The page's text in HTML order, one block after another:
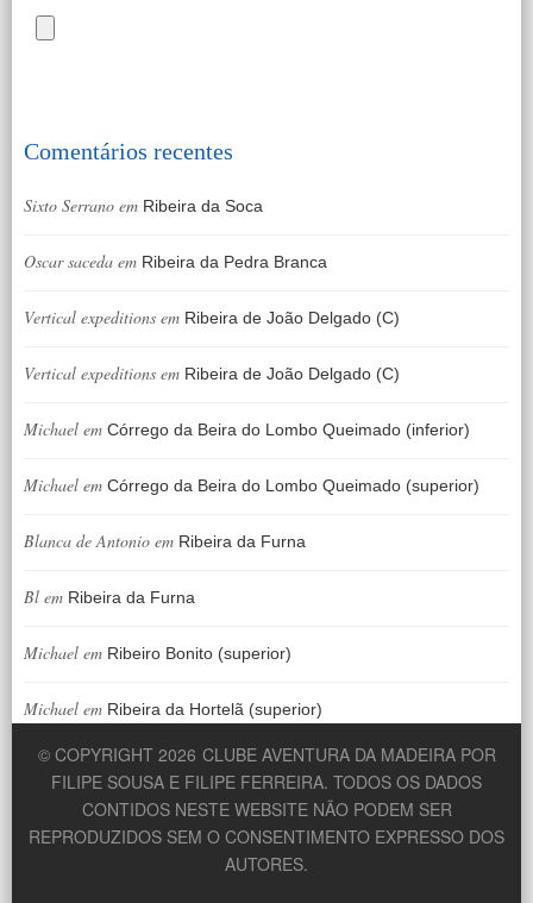
Comentários recentes
Sixto Serrano em Ribeira da Soca
Oscar saceda em Ribeira da Pedra Branca
Vertical expeditions em Ribeira de João Delgado (C)
Vertical expeditions em Ribeira de João Delgado (C)
Michael em Córrego da Beira do Lombo Queimado (inferior)
Michael em Córrego da Beira do Lombo Queimado (superior)
Blanca de Antonio em Ribeira da Furna
Bl em Ribeira da Furna
Michael em Ribeiro Bonito (superior)
Michael em Ribeira da Hortelã (superior)
© COPYRIGHT 2026 CLUBE AVENTURA DA MADEIRA POR
FILIPE SOUSA E FILIPE FERREIRA. TODOS OS DADOS
CONTIDOS NESTE WEBSITE NÃO PODEM SER
REPRODUZIDOS SEM O CONSENTIMENTO EXPRESSO DOS
AUTORES.